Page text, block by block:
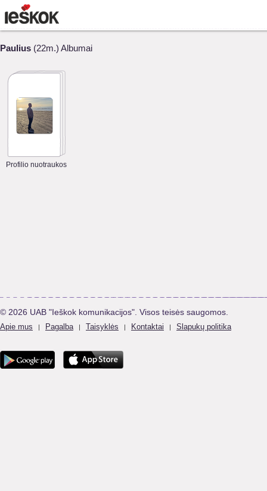
Paulius (22m.) Albumai
Profilio nuotraukos
© 2026 UAB "Ieškok komunikacijos". Visos teisės saugomos.
Apie mus | Pagalba | Taisyklės | Kontaktai | Slapukų politika